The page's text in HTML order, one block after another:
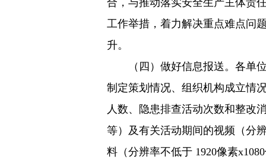
合，与推动落实安全生产主体责
工作举措，着力解决重点难点问
升。
（四）做好信息报送。各单位
制定策划情况、组织机构成立情
人数、隐患排查活动次数和整改
等）及有关活动期间的视频（分
料（分辨率不低于 1920像素